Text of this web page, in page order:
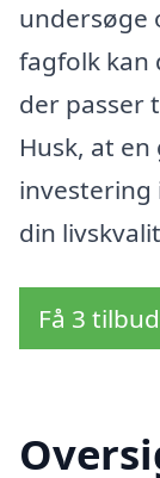
undersøge
fagfolk kan
der passer
Husk, at
investering
din
Få 3